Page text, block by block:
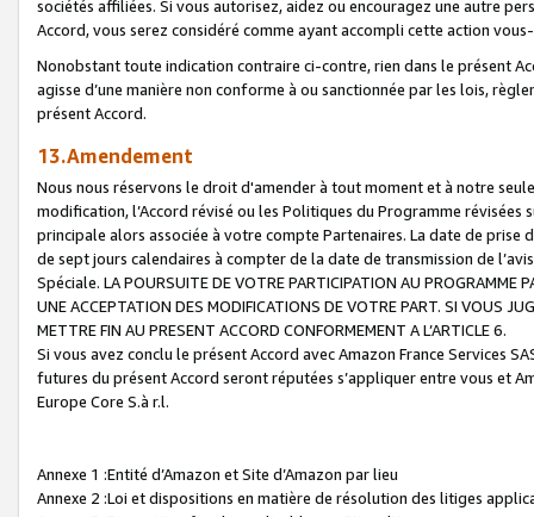
sociétés affiliées. Si vous autorisez, aidez ou encouragez une autre
Accord, vous serez considéré comme ayant accompli cette action
Nonobstant toute indication contraire ci-contre, rien dans le présent
agisse d’une manière non conforme à ou sanctionnée par les lois,
présent Accord.
13.Amendement
Nous nous réservons le droit d'amender à tout moment et à notre
modification, l’Accord révisé ou les Politiques du Programme
principale alors associée à votre compte Partenaires. La date de
de sept jours calendaires à compter de la date de transmission de
Spéciale. LA POURSUITE DE VOTRE PARTICIPATION AU PROGRAMME
UNE ACCEPTATION DES MODIFICATIONS DE VOTRE PART. SI VOUS
METTRE FIN AU PRESENT ACCORD CONFORMEMENT A L’ARTICLE 6.
Si vous avez conclu le présent Accord avec Amazon France Services
futures du présent Accord seront réputées s’appliquer entre vous et
Europe Core S.à r.l.
Annexe 1 :Entité d’Amazon et Site d’Amazon par lieu
Annexe 2 :Loi et dispositions en matière de résolution des litiges